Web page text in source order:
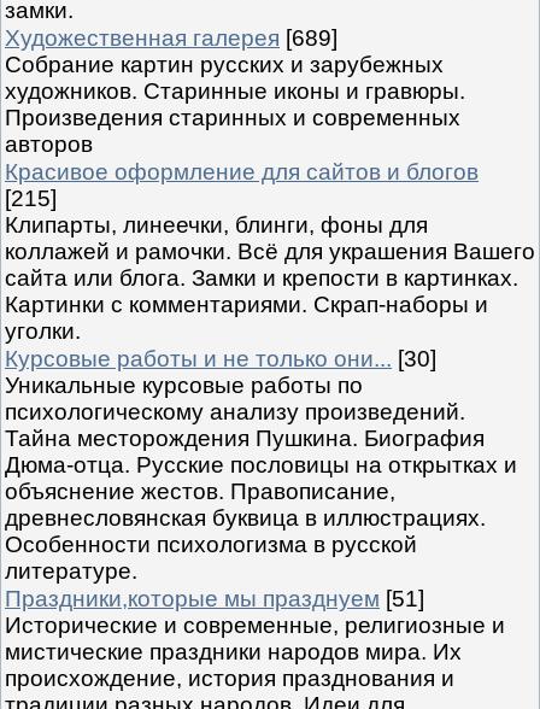
замки.
Художественная галерея [689]
Собрание картин русских и зарубежных
художников. Старинные иконы и гравюры.
Произведения старинных и современных
авторов
Красивое оформление для сайтов и блогов
[215]
Клипарты, линеечки, блинги, фоны для
коллажей и рамочки. Всё для украшения Вашего
сайта или блога. Замки и крепости в картинках.
Картинки с комментариями. Скрап-наборы и
уголки.
Курсовые работы и не только они... [30]
Уникальные курсовые работы по
психологическому анализу произведений.
Тайна месторождения Пушкина. Биография
Дюма-отца. Русские пословицы на открытках и
объяснение жестов. Правописание,
древнесловянская буквица в иллюстрациях.
Особенности психологизма в русской
литературе.
Праздники,которые мы празднуем [51]
Исторические и современные, религиозные и
мистические праздники народов мира. Их
происхождение, история празднования и